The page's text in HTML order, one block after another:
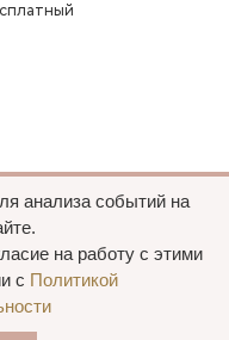
Пензенская обл.,
анализа событий на
на работу с этими
с Политикой
Пальто